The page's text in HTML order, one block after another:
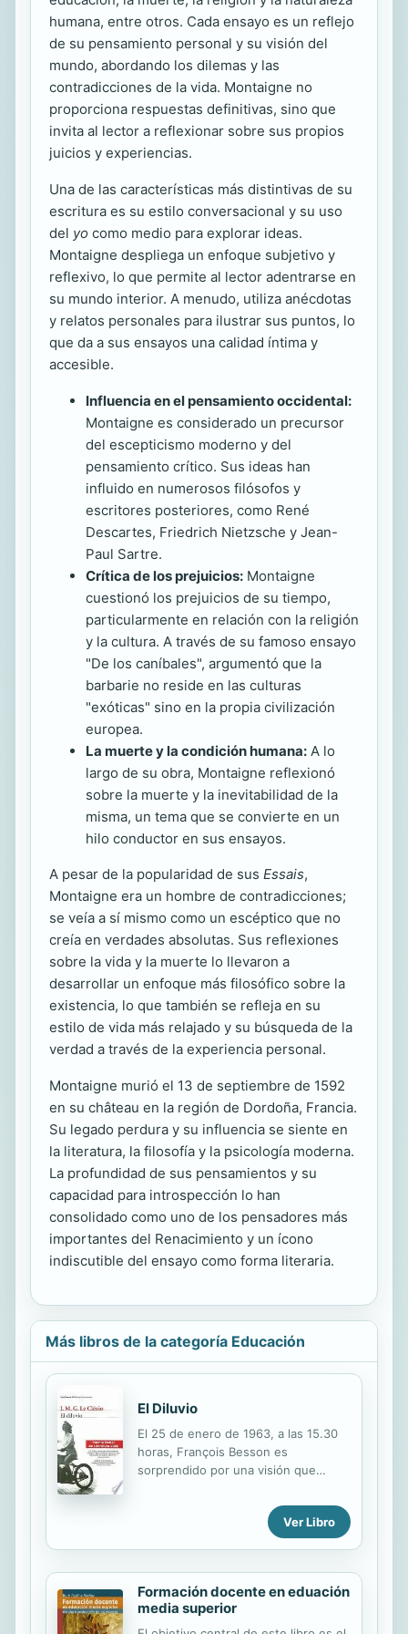
humana, entre otros. Cada ensayo es un reflejo
de su pensamiento personal y su visión del
mundo, abordando los dilemas y las
contradicciones de la vida. Montaigne no
proporciona respuestas definitivas, sino que
invita al lector a reflexionar sobre sus propios
juicios y experiencias.
Una de las características más distintivas de su
escritura es su estilo conversacional y su uso
del yo como medio para explorar ideas.
Montaigne despliega un enfoque subjetivo y
reflexivo, lo que permite al lector adentrarse en
su mundo interior. A menudo, utiliza anécdotas
y relatos personales para ilustrar sus puntos, lo
que da a sus ensayos una calidad íntima y
accesible.
Influencia en el pensamiento occidental:
Montaigne es considerado un precursor
del escepticismo moderno y del
pensamiento crítico. Sus ideas han
influido en numerosos filósofos y
escritores posteriores, como René
Descartes, Friedrich Nietzsche y Jean-
Paul Sartre.
Crítica de los prejuicios: Montaigne
cuestionó los prejuicios de su tiempo,
particularmente en relación con la religión
y la cultura. A través de su famoso ensayo
"De los caníbales", argumentó que la
barbarie no reside en las culturas
"exóticas" sino en la propia civilización
europea.
La muerte y la condición humana: A lo
largo de su obra, Montaigne reflexionó
sobre la muerte y la inevitabilidad de la
misma, un tema que se convierte en un
hilo conductor en sus ensayos.
A pesar de la popularidad de sus Essais,
Montaigne era un hombre de contradicciones;
se veía a sí mismo como un escéptico que no
creía en verdades absolutas. Sus reflexiones
sobre la vida y la muerte lo llevaron a
desarrollar un enfoque más filosófico sobre la
existencia, lo que también se refleja en su
estilo de vida más relajado y su búsqueda de la
verdad a través de la experiencia personal.
Montaigne murió el 13 de septiembre de 1592
en su château en la región de Dordoña, Francia.
Su legado perdura y su influencia se siente en
la literatura, la filosofía y la psicología moderna.
La profundidad de sus pensamientos y su
capacidad para introspección lo han
consolidado como uno de los pensadores más
importantes del Renacimiento y un ícono
indiscutible del ensayo como forma literaria.
Más libros de la categoría Educación
El Diluvio
El 25 de enero de 1963, a las 15.30
horas, François Besson es
sorprendido por una visión que
en el momento en el que se alza
hacia el cielo el aullido de una sirena,
una chica joven aparece montada
provoca en el narrador una sacudida
interior: Desde este día, todo se ha
Ver Libro
Formación docente en eduación
media superior